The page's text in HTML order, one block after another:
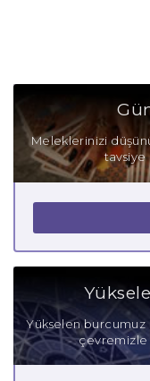
Meleklerinizi
tavsiye
Yükselen burcumuz
çevremizle